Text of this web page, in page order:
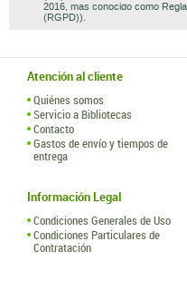
2016, mas conocido como
(RGPD)).
Atención al cliente
Quiénes somos
Servicio a Bibliotecas
Contacto
Gastos de envío y tiempos de
entrega
Información Legal
Condiciones Generales de Uso
Condiciones Particulares de
Contratación